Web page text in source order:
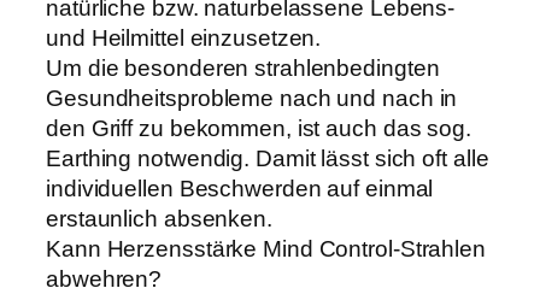
natürliche bzw. naturbelassene Lebens-
und Heilmittel einzusetzen.
Um die besonderen strahlenbedingten
Gesundheitsprobleme nach und nach in
den Griff zu bekommen, ist auch das sog.
Earthing notwendig. Damit lässt sich oft alle
individuellen Beschwerden auf einmal
erstaunlich absenken.
Kann Herzensstärke Mind Control-Strahlen
abwehren?